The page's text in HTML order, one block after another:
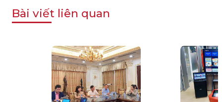
Bài viết liên quan